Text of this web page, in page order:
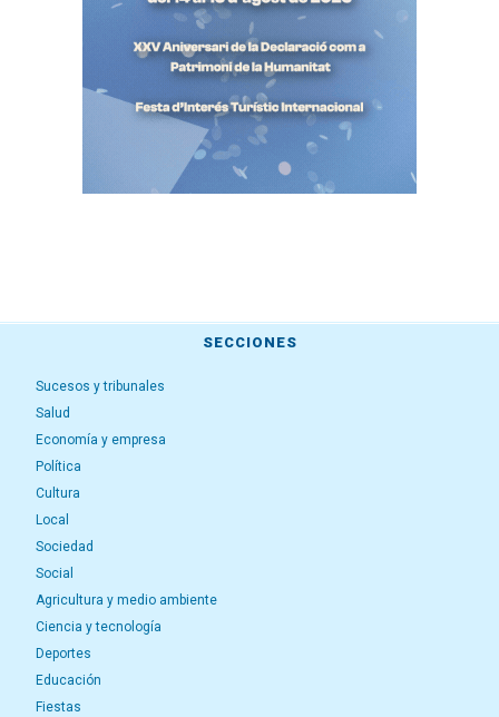
SECCIONES
Sucesos y tribunales
Salud
Economía y empresa
Política
Cultura
Local
Sociedad
Social
Agricultura y medio ambiente
Ciencia y tecnología
Deportes
Educación
Fiestas